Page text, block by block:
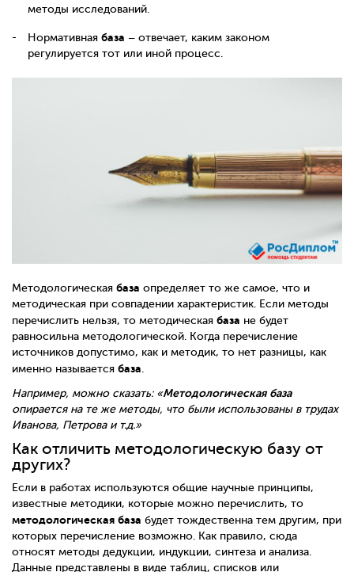
методы исследований.
Нормативная база – отвечает, каким законом
регулируется тот или иной процесс.
Методологическая база определяет то же самое, что и
методическая при совпадении характеристик. Если методы
перечислить нельзя, то методическая база не будет
равносильна методологической. Когда перечисление
источников допустимо, как и методик, то нет разницы, как
именно называется база
Например, можно сказать: «Методологическая база
опирается на те же методы, что были использованы в трудах
Иванова, Петрова и т.д.»
Как отличить методологическую базу от
других?
Если в работах используются общие научные принципы,
известные методики, которые можно перечислить, то
методологическая база будет тождественна тем другим, при
которых перечисление возможно. Как правило, сюда
относят методы дедукции, индукции, синтеза и анализа.
Данные представлены в виде таблиц, списков или